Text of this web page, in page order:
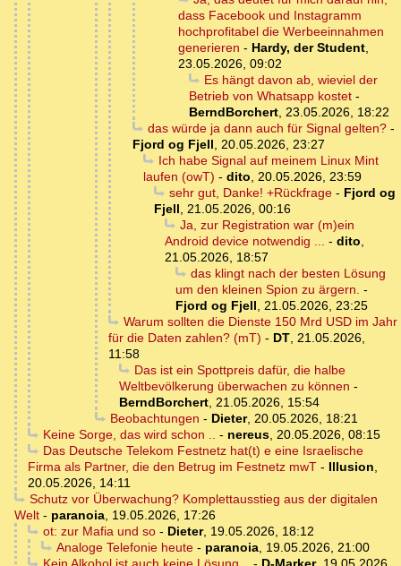
dass Facebook und Instagramm
hochprofitabel die Werbeeinnahmen
generieren - Hardy, der Student,
23.05.2026, 09:02
Es hängt davon ab, wieviel der
Betrieb von Whatsapp kostet -
BerndBorchert, 23.05.2026, 18:22
das würde ja dann auch für Signal gelten?-
Fjord og Fjell, 20.05.2026, 23:27
Ich habe Signal auf meinem Linux Mint
laufen (owT) - dito, 20.05.2026, 23:59
sehr gut, Danke! +Rückfrage- Fjord og
Fjell, 21.05.2026, 00:16
Ja, zur Registration war (m)ein
Android device notwendig ... - dito,
21.05.2026, 18:57
das klingt nach der besten Lösung
um den kleinen Spion zu ärgern. -
Fjord og Fjell, 21.05.2026, 23:25
Warum sollten die Dienste 150 Mrd USD im Jahr
für die Daten zahlen? (mT) - DT, 21.05.2026,
11:58
Das ist ein Spottpreis dafür, die halbe
Weltbevölkerung überwachen zu können -
BerndBorchert, 21.05.2026, 15:54
Beobachtungen - Dieter, 20.05.2026, 18:21
Keine Sorge, das wird schon .. - nereus, 20.05.2026, 08:15
Das Deutsche Telekom Festnetz hat(t) e eine Israelische
Firma als Partner, die den Betrug im Festnetz mwT - Illusion,
20.05.2026, 14:11
Schutz vor Überwachung? Komplettausstieg aus der digitalen
Welt - paranoia, 19.05.2026, 17:26
ot: zur Mafia und so- Dieter, 19.05.2026, 18:12
Analoge Telefonie heute- paranoia, 19.05.2026, 21:00